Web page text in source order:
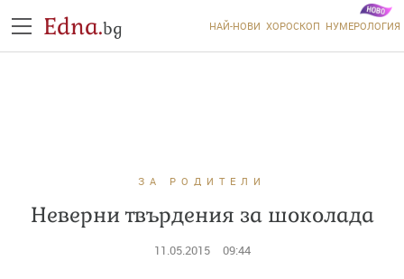
Edna.bg НАЙ-НОВИ ХОРОСКОП НУМЕРОЛОГИЯ
ЗА РОДИТЕЛИ
Неверни твърдения за шоколада
11.05.2015 09:44